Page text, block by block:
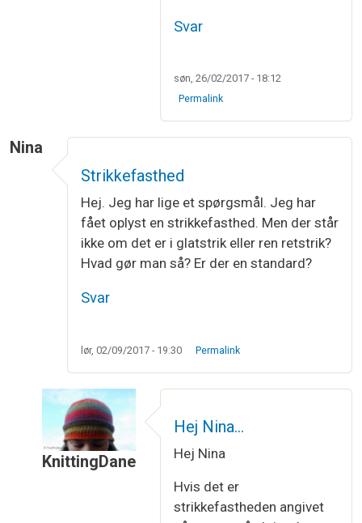
Svar
søn, 26/02/2017 - 18:12
Permalink
Nina
Strikkefasthed
Hej. Jeg har lige et spørgsmål. Jeg har
fået oplyst en strikkefasthed. Men der står
ikke om det er i glatstrik eller ren retstrik?
Hvad gør man så? Er der en standard?
Svar
lør, 02/09/2017 - 19:30 Permalink
KnittingDane
Strikkefasthedaf
Hej Nina…
Hej Nina
Hvis det er
strikkefastheden angivet